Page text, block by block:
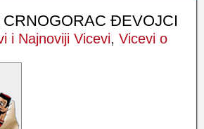
CRNOGORAC ĐEVOJCI
i Najnoviji Vicevi, Vicevi o